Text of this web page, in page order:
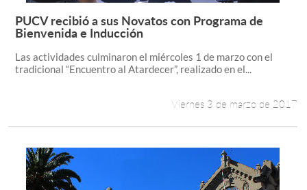
Leer más +
PUCV recibió a sus Novatos con Programa de
Bienvenida e Inducción
Las actividades culminaron el miércoles 1 de marzo con el
tradicional “Encuentro al Atardecer”, realizado en el...
Viernes 3 de marzo de 2017